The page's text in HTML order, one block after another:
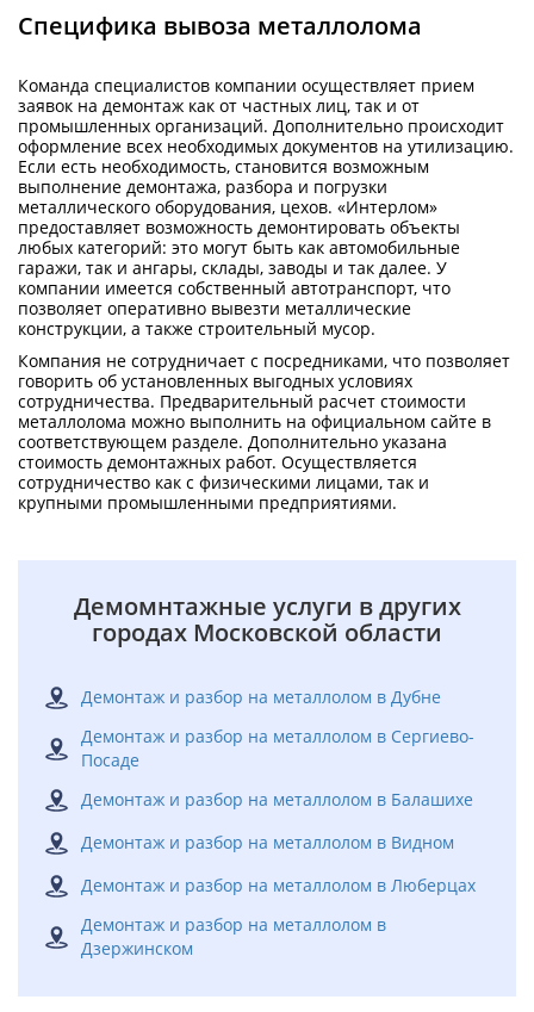
Специфика вывоза металлолома
Команда специалистов компании осуществляет прием
заявок на демонтаж как от частных лиц, так и от
промышленных организаций. Дополнительно происходит
оформление всех необходимых документов на утилизацию.
Если есть необходимость, становится возможным
выполнение демонтажа, разбора и погрузки
металлического оборудования, цехов. «Интерлом»
предоставляет возможность демонтировать объекты
любых категорий: это могут быть как автомобильные
гаражи, так и ангары, склады, заводы и так далее. У
компании имеется собственный автотранспорт, что
позволяет оперативно вывезти металлические
конструкции, а также строительный мусор.
Компания не сотрудничает с посредниками, что позволяет
говорить об установленных выгодных условиях
сотрудничества. Предварительный расчет стоимости
металлолома можно выполнить на официальном сайте в
соответствующем разделе. Дополнительно указана
стоимость демонтажных работ. Осуществляется
сотрудничество как с физическими лицами, так и
крупными промышленными предприятиями.
Демомнтажные услуги в других
городах Московской области
Демонтаж и разбор на металлолом в Дубне
Демонтаж и разбор на металлолом в Сергиево-
Посаде
Демонтаж и разбор на металлолом в Балашихе
Демонтаж и разбор на металлолом в Видном
Демонтаж и разбор на металлолом в Люберцах
Демонтаж и разбор на металлолом в
Дзержинском